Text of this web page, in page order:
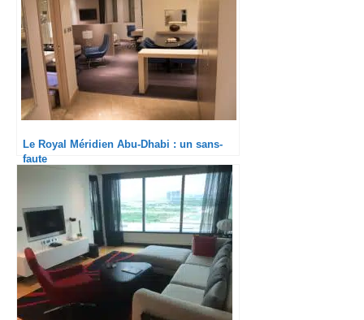
Le Royal Méridien Abu-Dhabi : un sans-
faute